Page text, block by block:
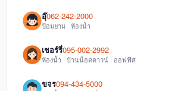
อุ๊062-242-2000
ป้อมยาม · ห้องน้ำ
เชอร์รี่095-002-2992
ห้องน้ำ · บ้านน็อคดาวน์ · ออฟฟิศ
ขจร094-434-5000